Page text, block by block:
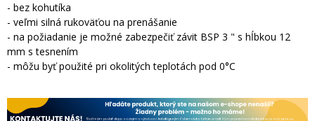
- bez kohutíka
- veľmi silná rukoväťou na prenášanie
- na požiadanie je možné zabezpečiť závit BSP 3 " s hĺbkou 12
mm s tesnením
- môžu byť použité pri okolitých teplotách pod 0°C